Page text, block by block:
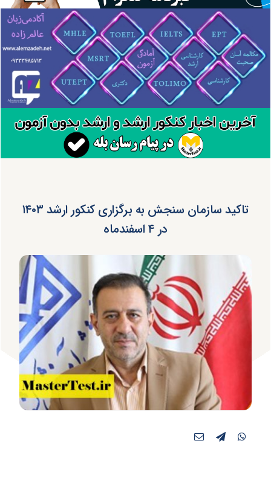
تاکید سازمان سنجش به برگزاری کنکور ارشد ۱۴۰۳
در ۴ اسفندماه